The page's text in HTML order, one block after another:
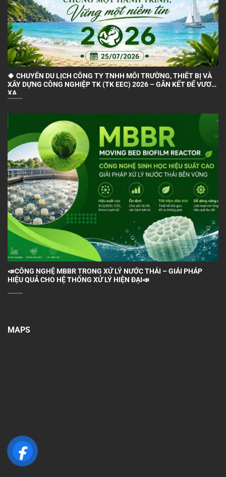
🍀 CHUYẾN DU LỊCH CÔNG TY TNHH MÔI TRƯỜNG, THIẾT BỊ VÀ
XÂY DỰNG CÔNG NGHIỆP TK (TK EEC) 2026 – GẮN KẾT ĐỂ VƯƠN
XA
📣CÔNG NGHỆ MBBR TRONG XỬ LÝ NƯỚC THẢI – GIẢI PHÁP
HIỆU QUẢ CHO HỆ THỐNG XỬ LÝ HIỆN ĐẠI📣
MAPS